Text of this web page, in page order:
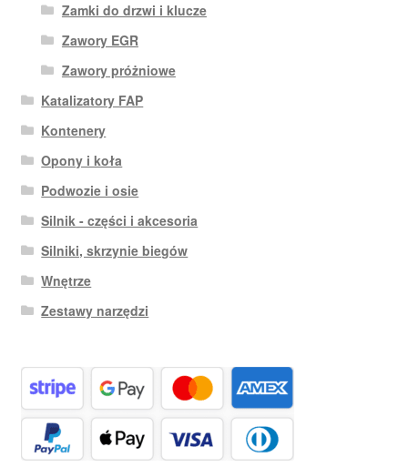
Zamki do drzwi i klucze
Zawory EGR
Zawory próżniowe
Katalizatory FAP
Kontenery
Opony i koła
Podwozie i osie
Silnik - części i akcesoria
Silniki, skrzynie biegów
Wnętrze
Zestawy narzędzi